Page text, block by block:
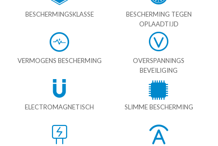
BESCHERMINGSKLASSE
BESCHERMING TEGEN
OPLAADTIJD
VERMOGENS BESCHERMING
OVERSPANNINGS
BEVEILIGING
ELECTROMAGNETISCH SLIMME BESCHERMING